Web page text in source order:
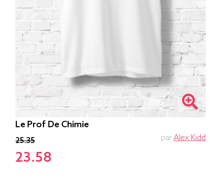
Le Prof De Chimie
25.35
23.58
par Alex Kidd